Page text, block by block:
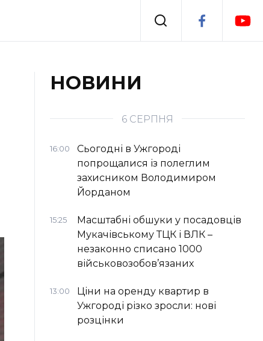
Події
НОВИНИ
6 СЕРПНЯ
16:00
Сьогодні в Ужгороді
попрощалися із полеглим
захисником Володимиром
Йорданом
15:25
Масштабні обшуки у посадовців
Мукачівському ТЦК і ВЛК –
незаконно списано 1000
військовозобов’язаних
13:00
Ціни на оренду квартир в
Ужгороді різко зросли: нові
розцінки